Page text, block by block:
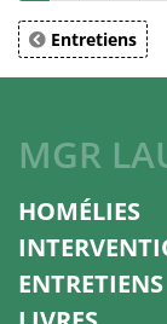
Entretiens
MGR
HOMÉLIES
ENTRETIENS